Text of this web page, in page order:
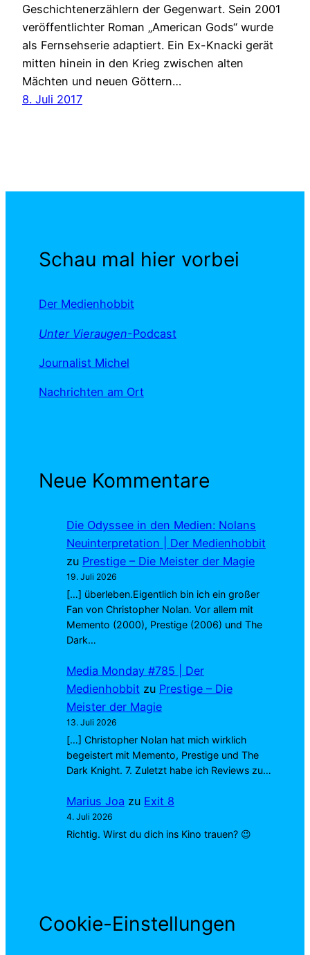
Geschichtenerzählern der Gegenwart. Sein 2001
veröffentlichter Roman „American Gods“ wurde
als Fernsehserie adaptiert. Ein Ex-Knacki gerät
mitten hinein in den Krieg zwischen alten
Mächten und neuen Göttern…
8. Juli 2017
Schau mal hier vorbei
Der Medienhobbit
Unter Vieraugen-Podcast
Journalist Michel
Nachrichten am Ort
Neue Kommentare
Die Odyssee in den Medien: Nolans
Neuinterpretation | Der Medienhobbit
zu Prestige – Die Meister der Magie
19. Juli 2026
[…] überleben.Eigentlich bin ich ein großer
Fan von Christopher Nolan. Vor allem mit
Memento (2000), Prestige (2006) und The
Dark…
Media Monday #785 | Der
Medienhobbit zu Prestige – Die
Meister der Magie
13. Juli 2026
[…] Christopher Nolan hat mich wirklich
begeistert mit Memento, Prestige und The
Dark Knight. 7. Zuletzt habe ich Reviews zu…
Marius Joa zu Exit 8
4. Juli 2026
Richtig. Wirst du dich ins Kino trauen? 😉
Cookie-Einstellungen